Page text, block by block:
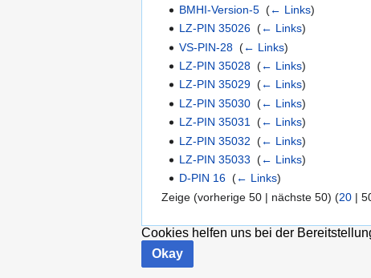
BMHI-Version-5 ‎(← Links)
LZ-PIN 35026 ‎(← Links)
VS-PIN-28 ‎(← Links)
LZ-PIN 35028 ‎(← Links)
LZ-PIN 35029 ‎(← Links)
LZ-PIN 35030 ‎(← Links)
LZ-PIN 35031
‎(← Links)
LZ-PIN 35032 ‎(← Links)
LZ-PIN 35033 ‎(← Links)
D-PIN 16 ‎(← Links)
Zeige (vorherige 50 | nächste 50) (20 |
Cookies helfen uns bei der
Okay